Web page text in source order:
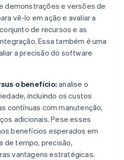
demonstrações e versões de
vê-lo em ação e avaliar a
de recursos e as
Essa também é uma
a precisão do software
o benefício: analise o
incluindo os custos
contínuas com manutenção,
adicionais. Pese esses
benefícios esperados em
de tempo, precisão,
vantagens estratégicas.